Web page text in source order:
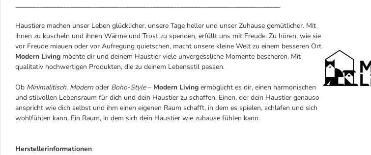
_____________________________________________________________________________
Haustiere machen unser Leben glücklicher, unsere Tage heller und unser Zuhause gemütlicher. Mit
ihnen zu kuscheln und ihnen Wärme und Trost zu spenden, erfüllt uns mit Freude. Zu hören, wie sie
vor Freude miauen oder vor Aufregung quietschen, macht unsere kleine Welt zu einem besseren Ort.
Modern Living möchte dir und deinem Haustier viele unvergessliche Momente bescheren. Mit
qualitativ hochwertigen Produkten, die zu deinem Lebensstil passen.
Ob Minimalitisch, Modern oder Boho-Style– Modern Living ermöglicht es dir, einen harmonischen
und stilvollen Lebensraum für dich und dein Haustier zu schaffen. Einen, der dein Haustier genauso
anspricht wie dich selbst und ihm einen eigenen Raum schafft, in dem es spielen, schlafen und sich
wohlfühlen kann. Ein Raum, in dem sich dein Haustier wie zuhause fühlen kann.
Herstellerinformationen